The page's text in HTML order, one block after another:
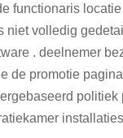
functionaris
volledig
. deelnemer
de promotie